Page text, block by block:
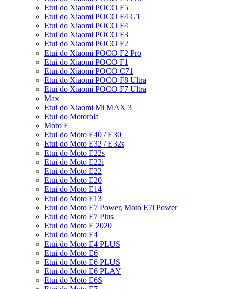
Etui do Xiaomi POCO F5
Etui do Xiaomi POCO F4 GT
Etui do Xiaomi POCO F4
Etui do Xiaomi POCO F3
Etui do Xiaomi POCO F2
Etui do Xiaomi POCO F2 Pro
Etui do Xiaomi POCO F1
Etui do Xiaomi POCO C71
Etui do Xiaomi POCO F8 Ultra
Etui do Xiaomi POCO F7 Ultra
Max
Etui do Xiaomi Mi MAX 3
Etui do Motorola
Moto E
Etui do Moto E40 / E30
Etui do Moto E32 / E32s
Etui do Moto E22s
Etui do Moto E22i
Etui do Moto E22
Etui do Moto E20
Etui do Moto E14
Etui do Moto E13
Etui do Moto E7 Power, Moto E7i Power
Etui do Moto E7 Plus
Etui do Moto E 2020
Etui do Moto E4
Etui do Moto E4 PLUS
Etui do Moto E6
Etui do Moto E6 PLUS
Etui do Moto E6 PLAY
Etui do Moto E6S